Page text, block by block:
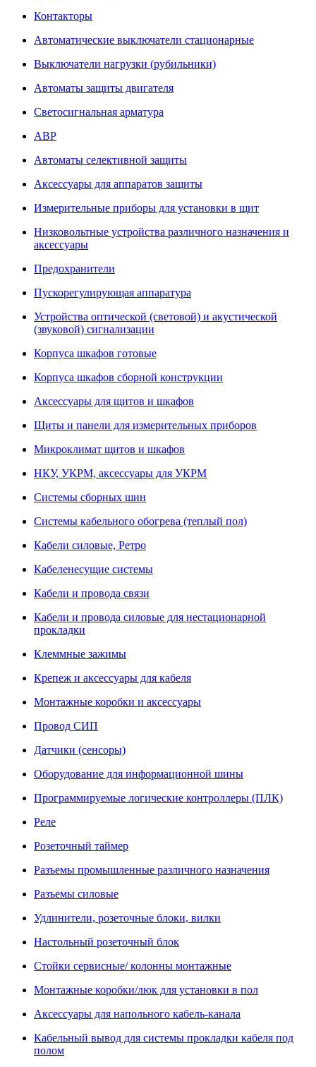
Контакторы
Автоматические выключатели стационарные
Выключатели нагрузки (рубильники)
Автоматы защиты двигателя
Светосигнальная арматура
АВР
Автоматы селективной защиты
Аксессуары для аппаратов защиты
Измерительные приборы для установки в щит
Низковольтные устройства различного назначения и
аксессуары
Предохранители
Пускорегулирующая аппаратура
Устройства оптической (световой) и акустической
(звуковой) сигнализации
Корпуса шкафов готовые
Корпуса шкафов сборной конструкции
Аксессуары для щитов и шкафов
Щиты и панели для измерительных приборов
Микроклимат щитов и шкафов
НКУ, УКРМ, аксессуары для УКРМ
Системы сборных шин
Системы кабельного обогрева (теплый пол)
Кабели силовые, Ретро
Кабеленесущие системы
Кабели и провода связи
Кабели и провода силовые для нестационарной
прокладки
Клеммные зажимы
Крепеж и аксессуары для кабеля
Монтажные коробки и аксессуары
Провод СИП
Датчики (сенсоры)
Оборудование для информационной шины
Программируемые логические контроллеры (ПЛК)
Реле
Розеточный таймер
Разъемы промышленные различного назначения
Разъемы силовые
Удлинители, розеточные блоки, вилки
Настольный розеточный блок
Стойки сервисные/ колонны монтажные
Монтажные коробки/люк для установки в пол
Аксессуары для напольного кабель-канала
Кабельный вывод для системы прокладки кабеля под
полом